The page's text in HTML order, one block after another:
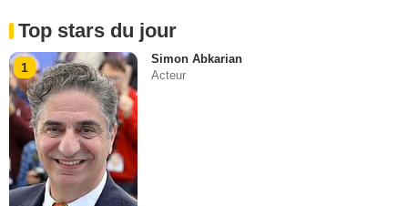
Top stars du jour
1
Simon Abkarian
Acteur